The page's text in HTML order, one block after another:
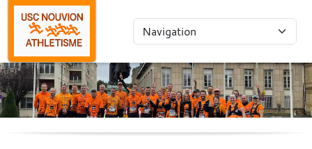
Panneau de gestion des cookies